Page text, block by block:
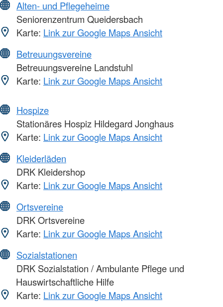
Alten- und Pflegeheime
Seniorenzentrum Queidersbach
Karte: Link zur Google Maps Ansicht
Betreuungsvereine
Betreuungsvereine Landstuhl
Karte: Link zur Google Maps Ansicht
Hospize
Stationäres Hospiz Hildegard Jonghaus
Karte: Link zur Google Maps Ansicht
Kleiderläden
DRK Kleidershop
Karte: Link zur Google Maps Ansicht
Ortsvereine
DRK Ortsvereine
Karte: Link zur Google Maps Ansicht
Sozialstationen
DRK Sozialstation / Ambulante Pflege und
Hauswirtschaftliche Hilfe
Karte: Link zur Google Maps Ansicht